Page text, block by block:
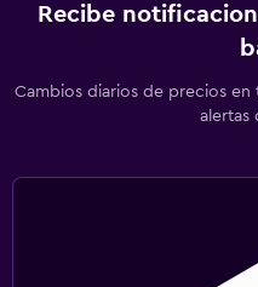
Recibe
Cambios diarios de precios
alertas